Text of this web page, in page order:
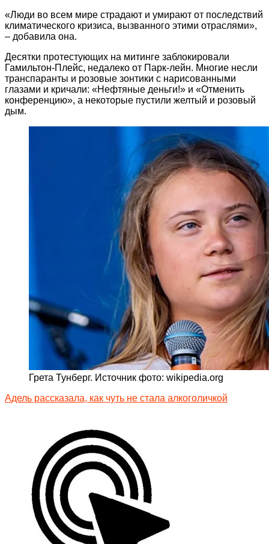
«Люди во всем мире страдают и умирают от последствий
климатического кризиса, вызванного этими отраслями»,
– добавила она.
Десятки протестующих на митинге заблокировали
Гамильтон-Плейс, недалеко от Парк-лейн. Многие несли
транспаранты и розовые зонтики с нарисованными
глазами и кричали: «Нефтяные деньги!» и «Отменить
конференцию», а некоторые пустили желтый и розовый
дым.
Грета Тунберг. Источник фото: wikipedia.org
Адель рассказала, как чуть не стала алкоголичкой